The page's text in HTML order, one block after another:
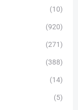
(10)
(920)
(271)
(388)
(14)
(5)